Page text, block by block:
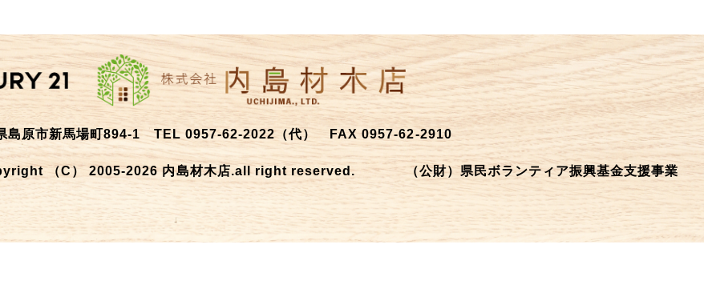
島原市新馬場町894-1TEL 0957-62-2022（代） FAX 0957-62-2910
（C） 2005-2026 内島材木店.all right reserved. （公財）県民ボランティア振興基金支援事業